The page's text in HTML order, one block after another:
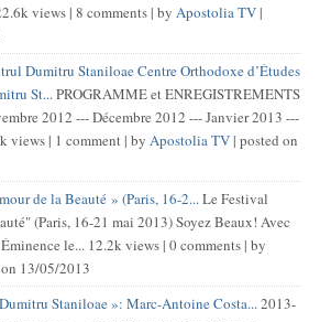
views| 8 comments| by Apostolia TV|
Centre Orthodoxe d’Études
St...PROGRAMME et ENREGISTREMENTS
2012 --- Décembre 2012 --- Janvier 2013 ---
views| 1 comment| by Apostolia TV| posted on
de la Beauté » (Paris, 16-2...Le Festival
(Paris, 16-21 mai 2013) Soyez Beaux! Avec
le... 12.2k views| 0 comments| by
13/05/2013
Staniloae »: Marc-Antoine Costa...2013-